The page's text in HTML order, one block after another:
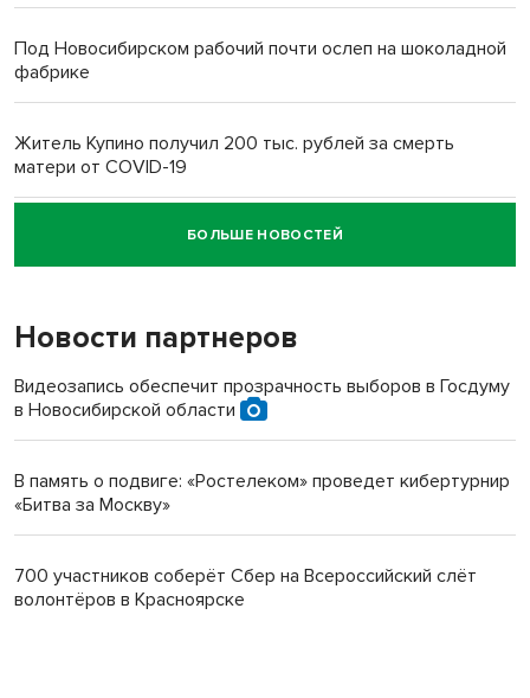
Под Новосибирском рабочий почти ослеп на шоколадной
фабрике
Житель Купино получил 200 тыс. рублей за смерть
матери от COVID-19
Новосибирский суд наказал водителя за смерть
пенсионерки на вокзале
БОЛЬШЕ НОВОСТЕЙ
Новости партнеров
Видеозапись обеспечит прозрачность выборов в Госдуму
в Новосибирской области
В память о подвиге: «Ростелеком» проведет кибертурнир
«Битва за Москву»
700 участников соберёт Сбер на Всероссийский слёт
волонтёров в Красноярске